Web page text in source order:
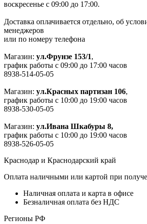
воскресенье с 09:00 до 17:00.
Доставка оплачивается отдельно, об
менеджеров
или по номеру телефона
Магазин: ул.Фрунзе 153/1,
график работы с 09:00 до 17:00 часов
8938-514-05-05
Магазин: ул.Красных партизан 106,
график работы с 10:00 до 19:00 часов
8938-530-05-05
Магазин: ул.Ивана Шкабуры 8,
график работы с 10:00 до 19:00 часов
8938-526-05-05
Краснодар и Краснодарский край
Оплата наличными или картой при
Наличная оплата и карта в офисе
Безналичная оплата без НДС
Регионы РФ